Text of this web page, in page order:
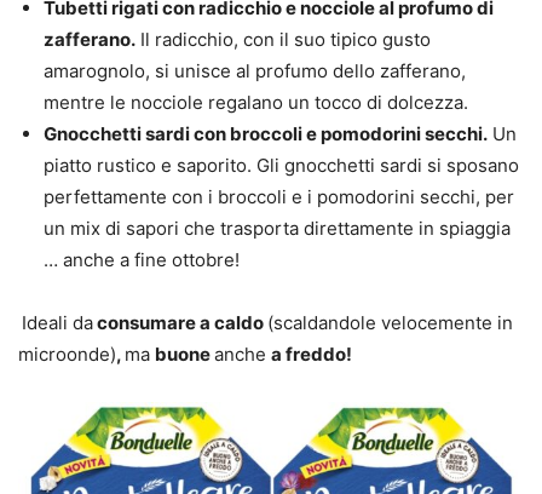
Tubetti rigati con radicchio e nocciole al profumo di
zafferano. Il radicchio, con il suo tipico gusto
amarognolo, si unisce al profumo dello zafferano,
mentre le nocciole regalano un tocco di dolcezza.
Gnocchetti sardi con broccoli e pomodorini secchi. Un
piatto rustico e saporito. Gli gnocchetti sardi si sposano
perfettamente con i broccoli e i pomodorini secchi, per
un mix di sapori che trasporta direttamente in spiaggia
… anche a fine ottobre!
Ideali daconsumare a caldo (scaldandole velocemente in
microonde), ma buoneanche a freddo!